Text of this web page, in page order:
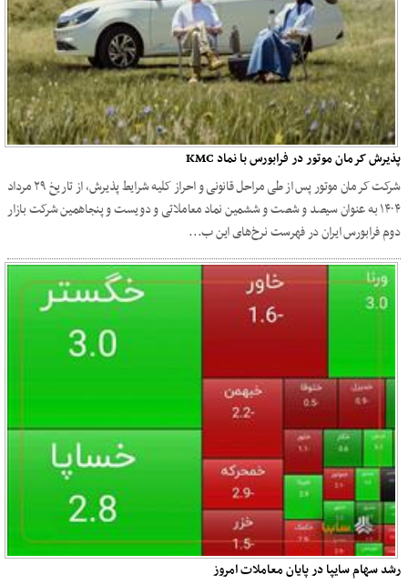
پذیرش کرمان موتور در فرابورس با نماد KMC
شرکت کرمان موتور پس از طی مراحل قانونی و احراز کلیه شرایط پذیرش، از تاریخ ۲۹ مرداد
۱۴۰۴ به عنوان سیصد و شصت و ششمین نماد معاملاتی و دویست و پنجاهمین شرکت بازار
دوم فرابورس ایران در فهرست نرخ‌های این ب...
رشد سهام سایپا در پایان معاملات امروز